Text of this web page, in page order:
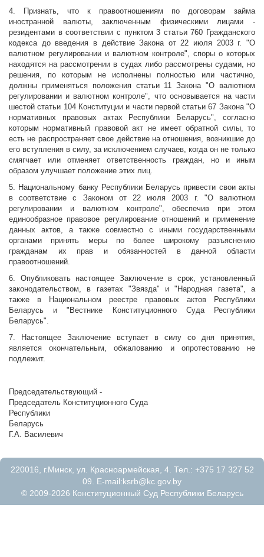
4. Признать, что к правоотношениям по договорам займа
иностранной валюты, заключенным физическими лицами -
резидентами в соответствии с пунктом 3 статьи 760 Гражданского
кодекса до введения в действие Закона от 22 июля 2003 г. "О
валютном регулировании и валютном контроле", споры о которых
находятся на рассмотрении в судах либо рассмотрены судами, но
решения, по которым не исполнены полностью или частично,
должны применяться положения статьи 11 Закона "О валютном
регулировании и валютном контроле", что основывается на части
шестой статьи 104 Конституции и части первой статьи 67 Закона "О
нормативных правовых актах Республики Беларусь", согласно
которым нормативный правовой акт не имеет обратной силы, то
есть не распространяет свое действие на отношения, возникшие до
его вступления в силу, за исключением случаев, когда он не только
смягчает или отменяет ответственность граждан, но и иным
образом улучшает положение этих лиц.
5. Национальному банку Республики Беларусь привести свои акты
в соответствие с Законом от 22 июля 2003 г. "О валютном
регулировании и валютном контроле", обеспечив при этом
единообразное правовое регулирование отношений и применение
данных актов, а также совместно с иными государственными
органами принять меры по более широкому разъяснению
гражданам их прав и обязанностей в данной области
правоотношений.
6. Опубликовать настоящее Заключение в срок, установленный
законодательством, в газетах "Звязда" и "Народная газета", а
также в Национальном реестре правовых актов Республики
Беларусь и "Вестнике Конституционного Суда Республики
Беларусь".
7. Настоящее Заключение вступает в силу со дня принятия,
является окончательным, обжалованию и опротестованию не
подлежит.
Председательствующий -
Председатель Конституционного Суда
Республики
Г.А. Василевич
220016, г.Минск, ул. Красноармейская, 4. Тел.: +375 17 327 52
09. E-mail:ksrb@kc.gov.by
© 2009-2026 Конституционный Суд Республики Беларусь